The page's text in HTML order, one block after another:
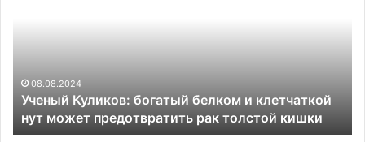
может
предотвратить
рак
толстой
08.08.2024
Ученый Куликов: богатый белком и клетчаткой
нут может предотвратить рак толстой кишки